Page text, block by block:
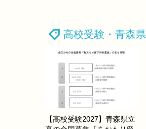
高校受験・青森県
【高校受験2027】青森県立